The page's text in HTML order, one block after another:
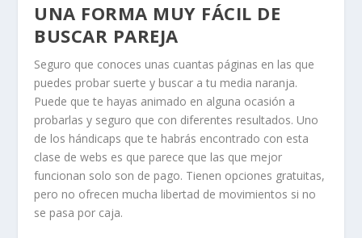
UNA FORMA MUY FÁCIL DE
BUSCAR PAREJA
Seguro que conoces unas cuantas páginas en las que
puedes probar suerte y buscar a tu media naranja.
Puede que te hayas animado en alguna ocasión a
probarlas y seguro que con diferentes resultados. Uno
de los hándicaps que te habrás encontrado con esta
clase de webs es que parece que las que mejor
funcionan solo son de pago. Tienen opciones gratuitas,
pero no ofrecen mucha libertad de movimientos si no
se pasa por caja.